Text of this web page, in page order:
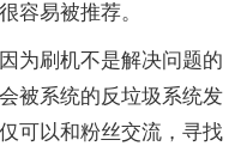
容易被推荐。
为刷机不是解决问题的
被系统的反垃圾系统发
可以和粉丝交流，寻找